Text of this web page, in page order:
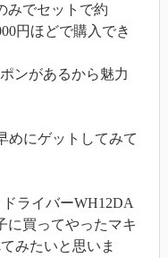
みでセットで約
円ほどで購入でき
ンがあるから魅力
めにゲットしてみて
ライバーWH12DA
に買ってやったマキ
みたいと思いま